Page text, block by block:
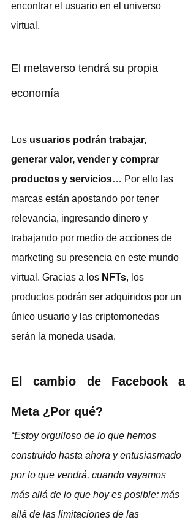
encontrar el usuario en el universo
virtual.
El metaverso tendrá su propia
economía
Los usuarios podrán trabajar,
generar valor, vender y comprar
productos y servicios… Por ello las
marcas están apostando por tener
relevancia, ingresando dinero y
trabajando por medio de acciones de
marketing su presencia en este mundo
virtual. Gracias a los NFTs, los
productos podrán ser adquiridos por un
único usuario y las criptomonedas
serán la moneda usada.
El cambio de Facebook a
Meta ¿Por qué?
“Estoy orgulloso de lo que hemos
construido hasta ahora y entusiasmado
por lo que vendrá, cuando vayamos
más allá de lo que hoy es posible; más
allá de las limitaciones de las